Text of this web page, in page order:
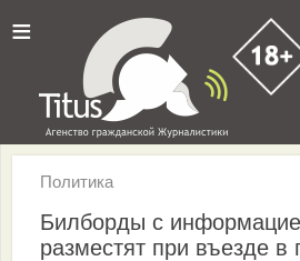
≡
Политика
Билборды с
разместят при въезде в